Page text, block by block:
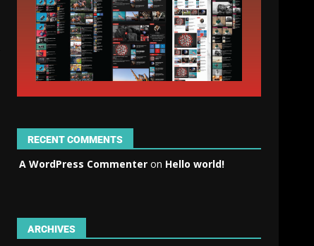
RECENT COMMENTS
A WordPress Commenter on Hello world!
ARCHIVES